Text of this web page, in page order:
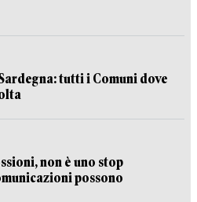
tutti i Comuni dove
non è uno stop
possono